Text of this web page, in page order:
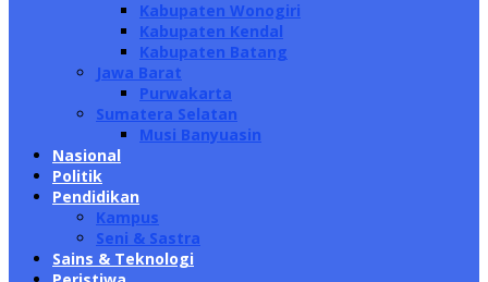
Kabupaten Wonogiri
Kabupaten Kendal
Kabupaten Batang
Jawa Barat
Purwakarta
Sumatera Selatan
Musi Banyuasin
Nasional
Politik
Pendidikan
Kampus
Seni & Sastra
Sains & Teknologi